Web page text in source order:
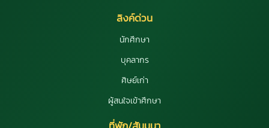
ลิงค์ด่วน
นักศึกษา
บุคลากร
ศิษย์เก่า
ผู้สนใจเข้าศึกษา